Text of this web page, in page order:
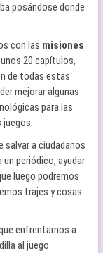
posándose donde
con las misiones
20 capítulos,
de todas estas
mejorar algunas
para las
juegos.
salvar a ciudadanos
periódico, ayudar
luego podremos
trajes y cosas
enfrentarnos a
al juego.